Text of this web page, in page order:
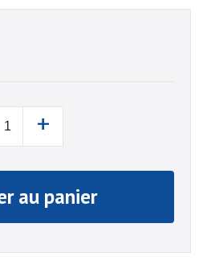
+
au panier